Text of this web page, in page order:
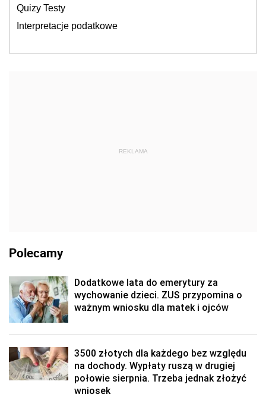
Quizy Testy
Interpretacje podatkowe
REKLAMA
Polecamy
Dodatkowe lata do emerytury za
wychowanie dzieci. ZUS przypomina o
ważnym wniosku dla matek i ojców
3500 złotych dla każdego bez względu
na dochody. Wypłaty ruszą w drugiej
połowie sierpnia. Trzeba jednak złożyć
wniosek